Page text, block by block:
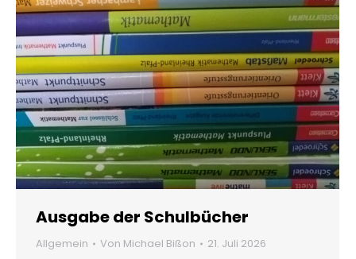
Ausgabe der Schulbücher
Allgemein Von Michael Bißon 21. Juli 2026